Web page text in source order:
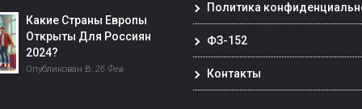
Какие Страны Европы
Открыты Для Россиян
2024?
Опубликован В: 26 Фев
Политика
ФЗ-152
Контакты